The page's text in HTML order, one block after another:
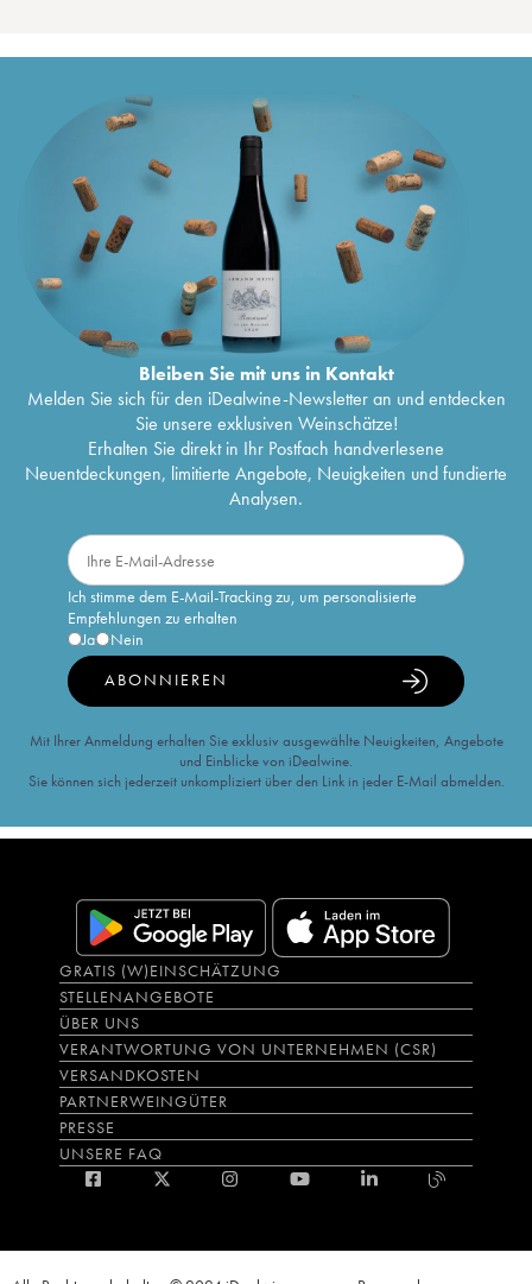
Bleiben Sie mit uns in Kontakt
Melden Sie sich für den iDealwine-Newsletter an und entdecken
Sie unsere exklusiven Weinschätze!
Erhalten Sie direkt in Ihr Postfach handverlesene
Neuentdeckungen, limitierte Angebote, Neuigkeiten und fundierte
Analysen.
Ich stimme dem E-Mail-Tracking zu, um personalisierte
Empfehlungen zu erhalten
Ja
Nein
ABONNIEREN
Mit Ihrer Anmeldung erhalten Sie exklusiv ausgewählte Neuigkeiten, Angebote
und Einblicke von iDealwine.
Sie können sich jederzeit unkompliziert über den Link in jeder E-Mail abmelden.
GRATIS (W)EINSCHÄTZUNG
STELLENANGEBOTE
ÜBER UNS
VERANTWORTUNG VON UNTERNEHMEN (CSR)
VERSANDKOSTEN
PARTNERWEINGÜTER
PRESSE
UNSERE FAQ